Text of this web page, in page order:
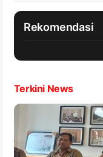
Rekomendasi
Terkini News